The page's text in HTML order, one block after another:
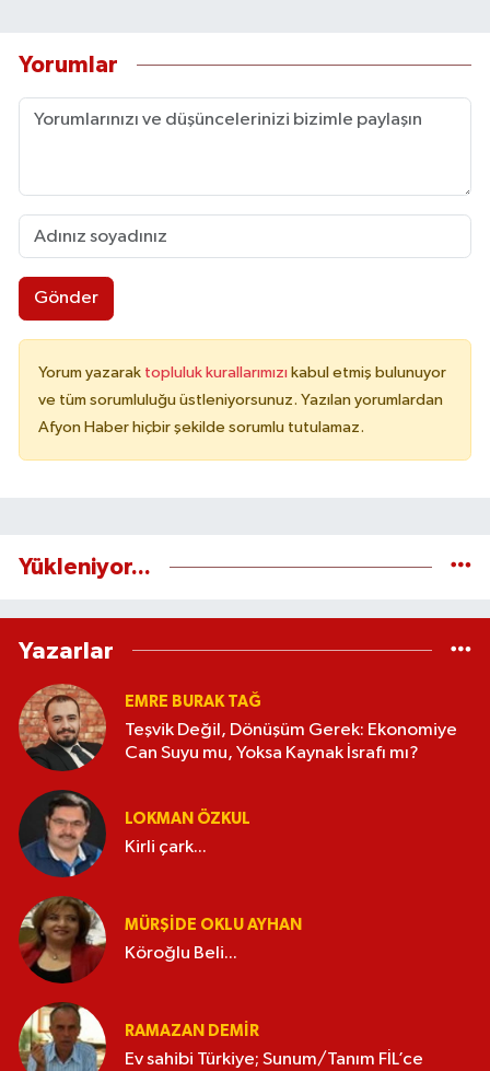
Yorumlar
Gönder
Yorum yazarak topluluk kurallarımızı kabul etmiş bulunuyor
ve tüm sorumluluğu üstleniyorsunuz. Yazılan yorumlardan
Afyon Haber hiçbir şekilde sorumlu tutulamaz.
Yükleniyor...
Yazarlar
EMRE BURAK TAĞ
Teşvik Değil, Dönüşüm Gerek: Ekonomiye
Can Suyu mu, Yoksa Kaynak İsrafı mı?
LOKMAN ÖZKUL
Kirli çark...
MÜRŞIDE OKLU AYHAN
Köroğlu Beli...
RAMAZAN DEMİR
Ev sahibi Türkiye; Sunum/Tanım FİL’ce